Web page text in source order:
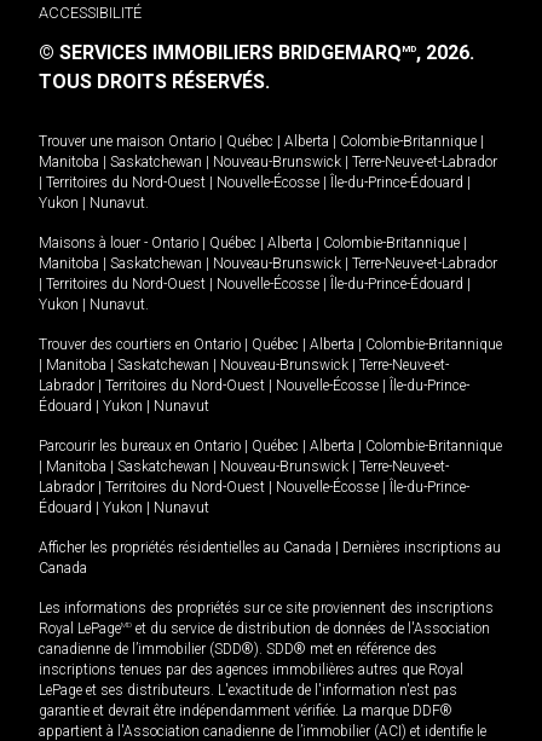
ACCESSIBILITÉ
© SERVICES IMMOBILIERS BRIDGEMARQMD, 2026.
TOUS DROITS RÉSERVÉS.
Trouver une maison Ontario Québec Alberta Colombie-Britannique
Manitoba
Saskatchewan Nouveau-Brunswick
Terre-Neuve-et-Labrador
Territoires du Nord-Ouest Nouvelle-Écosse Île-du-Prince-Édouard
Yukon
Nunavut.
Maisons à louer - Ontario Québec Alberta Colombie-Britannique
Manitoba
Saskatchewan Nouveau-Brunswick
Terre-Neuve-et-Labrador
Territoires du Nord-Ouest Nouvelle-Écosse Île-du-Prince-Édouard
Yukon
Nunavut.
Trouver des courtiers en Ontario Québec Alberta
Colombie-Britannique
Manitoba Saskatchewan Nouveau-Brunswick
Terre-Neuve-et-
Labrador
Territoires du Nord-Ouest Nouvelle-Écosse
Île-du-Prince-
Édouard
Yukon Nunavut
Parcourir les bureaux en Ontario Québec Alberta
Colombie-Britannique
Manitoba Saskatchewan Nouveau-Brunswick
Terre-Neuve-et-
Labrador
Territoires du Nord-Ouest Nouvelle-Écosse
Île-du-Prince-
Édouard
Yukon Nunavut
Afficher les propriétés résidentielles au Canada
Dernières inscriptions au
Canada
Les informations des propriétés sur ce site proviennent des inscriptions
Royal LePageMD et du service de distribution de données de l'Association
canadienne de l’immobilier (SDD®). SDD® met en référence des
inscriptions tenues par des agences immobilières autres que Royal
LePage et ses distributeurs. L'exactitude de l'information n'est pas
garantie et devrait être indépendamment vérifiée. La marque DDF®
appartient à l'Association canadienne de l’immobilier (ACI) et identifie le